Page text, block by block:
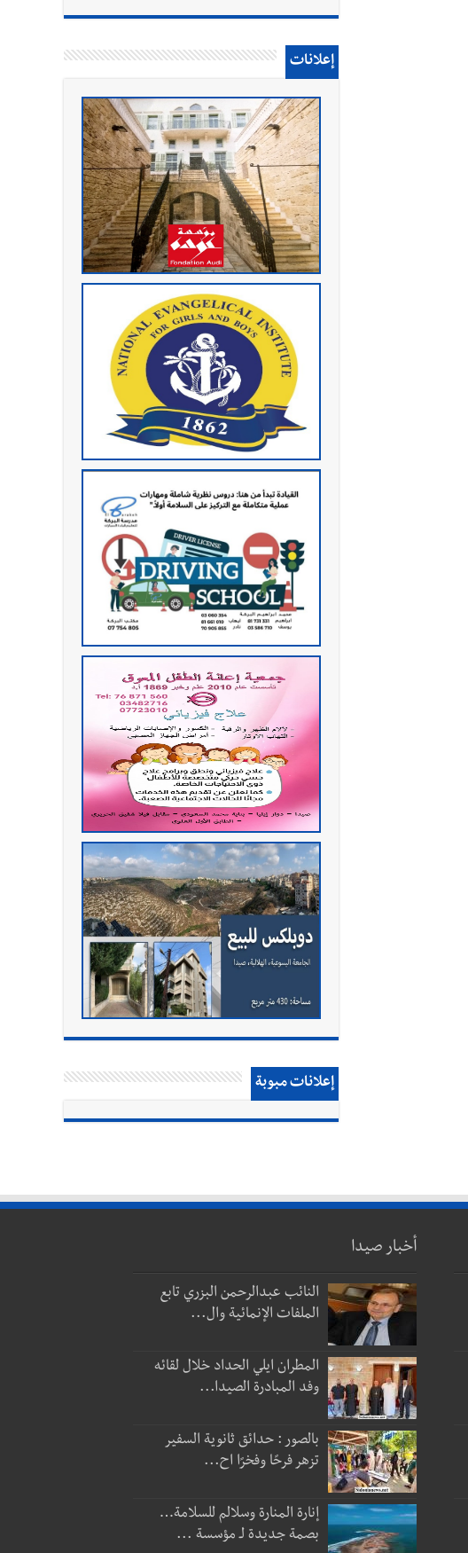
إعلانات
إعلانات مبوبة
أخبار صيدا
النائب عبدالرحمن البزري تابع
الملفات الإنمائية وال...
المطران ايلي الحداد خلال لقائه
وفد المبادرة الصيدا...
بالصور : حدائق ثانوية السفير
تزهر فرحًا وفخرًا اح...
إنارة المنارة وسلالم للسلامة…
بصمة جديدة لـ مؤسسة ...